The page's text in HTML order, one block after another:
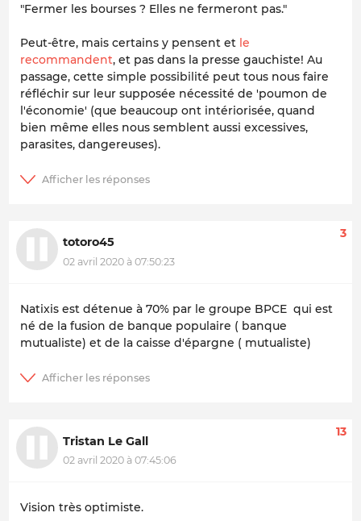
"Fermer les bourses ? Elles ne fermeront pas."
Peut-être, mais certains y pensent et le
recommandent, et pas dans la presse gauchiste! Au
passage, cette simple possibilité peut tous nous faire
réfléchir sur leur supposée nécessité de 'poumon de
l'économie' (que beaucoup ont intériorisée, quand
bien même elles nous semblent aussi excessives,
parasites, dangereuses).
totoro45
02 avril 2020 à 07:50:23
3
Natixis est détenue à 70% par le groupe BPCE qui est
né de la fusion de banque populaire ( banque
mutualiste) et de la caisse d'épargne ( mutualiste)
Tristan Le Gall
02 avril 2020 à 07:45:06
13
Vision très optimiste.